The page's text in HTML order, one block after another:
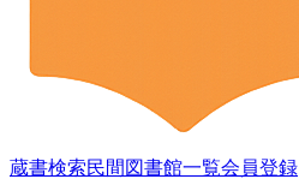
蔵書検索民間図書館一覧会員登録